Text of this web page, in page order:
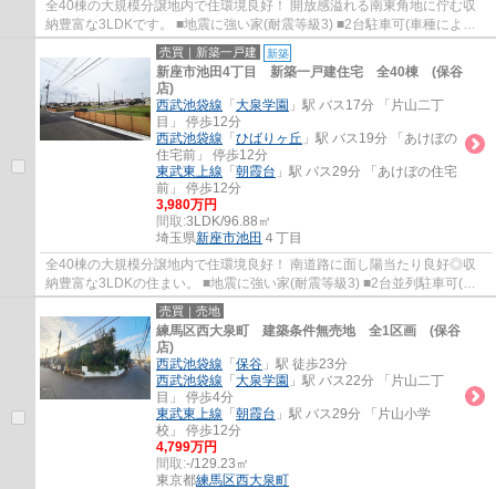
全40棟の大規模分譲地内で住環境良好！ 開放感溢れる南東角地に佇む収
納豊富な3LDKです。 ■地震に強い家(耐震等級3) ■2台駐車可(車種による)
■家事便利な水回り集中設計 ■LDK18帖+対...
売買｜新築一戸建 新築
新座市池田4丁目 新築一戸建住宅 全40棟 (保谷
店)
西武池袋線 「 大泉学園 」駅 バス17分 「片山二丁
目」 停歩12分
西武池袋線 「 ひばりヶ丘 」駅 バス19分 「あけぼの
住宅前」 停歩12分
東武東上線 「 朝霞台 」駅 バス29分 「あけぼの住宅
前」 停歩12分
3,980万円
間取:3LDK/96.88㎡
埼玉県新座市池田 ４丁目
全40棟の大規模分譲地内で住環境良好！ 南道路に面し陽当たり良好◎収
納豊富な3LDKの住まい。 ■地震に強い家(耐震等級3) ■2台並列駐車可(車
種による) ■家事便利な水回り集中設計 ■全居...
売買｜売地
練馬区西大泉町 建築条件無売地 全1区画 (保谷
店)
西武池袋線 「 保谷 」駅 徒歩23分
西武池袋線 「 大泉学園 」駅 バス22分 「片山二丁
目」 停歩4分
東武東上線 「 朝霞台 」駅 バス29分 「片山小学
校」 停歩12分
4,799万円
間取:-/129.23㎡
東京都練馬区西大泉町